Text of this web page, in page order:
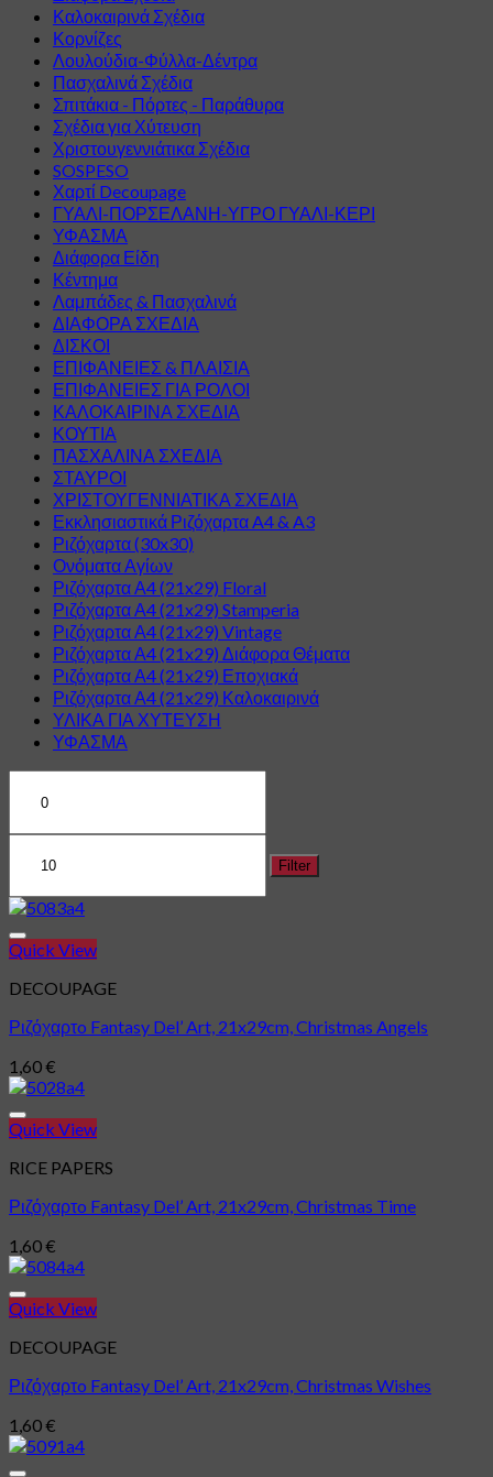
Καλοκαιρινά Σχέδια
Κορνίζες
Λουλούδια-Φύλλα-Δέντρα
Πασχαλινά Σχέδια
Σπιτάκια - Πόρτες - Παράθυρα
Σχέδια για Χύτευση
Χριστουγεννιάτικα Σχέδια
SOSPESO
Χαρτί Decoupage
ΓΥΑΛΙ-ΠΟΡΣΕΛΑΝΗ-ΥΓΡΟ ΓΥΑΛΙ-ΚΕΡΙ
ΥΦΑΣΜΑ
Διάφορα Είδη
Κέντημα
Λαμπάδες & Πασχαλινά
ΔΙΑΦΟΡΑ ΣΧΕΔΙΑ
ΔΙΣΚΟΙ
ΕΠΙΦΑΝΕΙΕΣ & ΠΛΑΙΣΙΑ
ΕΠΙΦΑΝΕΙΕΣ ΓΙΑ ΡΟΛΟΙ
ΚΑΛΟΚΑΙΡΙΝΑ ΣΧΕΔΙΑ
ΚΟΥΤΙΑ
ΠΑΣΧΑΛΙΝΑ ΣΧΕΔΙΑ
ΣΤΑΥΡΟΙ
ΧΡΙΣΤΟΥΓΕΝΝΙΑΤΙΚΑ ΣΧΕΔΙΑ
Εκκλησιαστικά Ριζόχαρτα A4 & A3
Ριζόχαρτα (30x30)
Ονόματα Αγίων
Ριζόχαρτα Α4 (21x29) Floral
Ριζόχαρτα Α4 (21x29) Stamperia
Ριζόχαρτα Α4 (21x29) Vintage
Ριζόχαρτα Α4 (21x29) Διάφορα Θέματα
Ριζόχαρτα Α4 (21x29) Εποχιακά
Ριζόχαρτα Α4 (21x29) Καλοκαιρινά
ΥΛΙΚΑ ΓΙΑ ΧΥΤΕΥΣΗ
ΥΦΑΣΜΑ
price
Filter
Quick View
DECOUPAGE
Ριζόχαρτo Fantasy Del’ Art, 21x29cm, Christmas Angels
1,60€
Quick View
RICE PAPERS
Ριζόχαρτo Fantasy Del’ Art, 21x29cm, Christmas Time
1,60€
Quick View
DECOUPAGE
Ριζόχαρτo Fantasy Del’ Art, 21x29cm, Christmas Wishes
1,60€